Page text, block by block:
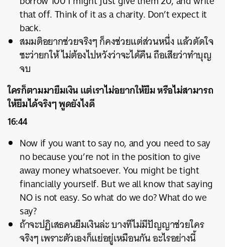
that off. Think of it as a charity. Don’t expect it
back.
สมมติอยากช่วยจริงๆ ก็คงช่วยแต่ส่วนหนึ่ง แล้วตัดใจ
ซะว่ายกให้ ไม่ต้องไปหวังว่าจะได้คืน ถือเสียว่าทำบุญ
จบ
ใครก็ตามมายืมเงิน แต่เราไม่อยากให้ยืม หรือไม่สามารถ
ให้ยืมได้จริงๆ พูดยังไงดี
16:44
Now if you want to say no, and you need to say
no because you’re not in the position to give
away money whatsoever. You might be tight
financially yourself. But we all know that saying
NO is not easy. So what do we do? What do we
say?
ถ้าจะปฏิเสธคนยืมเงินล่ะ บางทีไม่มีปัญญาช่วยใคร
จริงๆ เพราะตัวเองก็แย่อยู่เหมือนกัน อะไรอย่างนี้